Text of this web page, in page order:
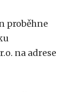
proběhne
na adrese